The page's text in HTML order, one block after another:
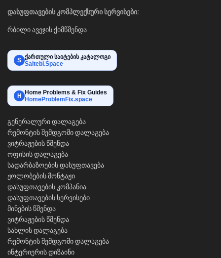
დასუფთავების კომპლექსური სერვისები:
რბილი ავეჯის ქიმწმენდა
S ქართული საიტების კატალოგი
Saitebi.Space
H
Home Problems & Fix Guides
HomeProblemFix.space
გენერალური დალაგება
რემონტის შემდგომი დალაგება
ვიტრაჟების წმენდა
ოფისის დალაგება
სადარბაზოების დასუფთავება
ჟოლობების მონტაჟი
დასუფთავების კომპანია
დასუფთავების სერვისები
მინების წმენდა
ვიტრაჟების წმენდა
სახლის დალაგება
რემონტის შემდგომი დალაგება
ინტერიერის დიზაინი